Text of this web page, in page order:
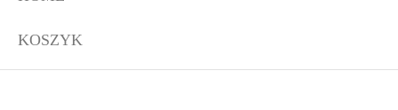
KOSZYK